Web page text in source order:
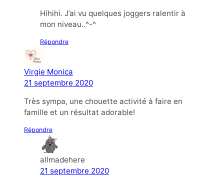
Hihihi. J’ai vu quelques joggers ralentir à
mon niveau..^-^
Répondre
Virgie Monica
21 septembre 2020
Très sympa, une chouette activité à faire en
famille et un résultat adorable!
Répondre
allmadehere
21 septembre 2020